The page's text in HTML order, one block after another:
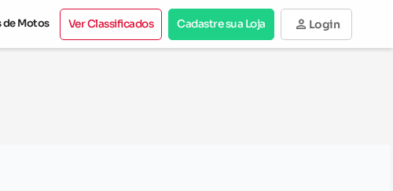
de Motos Ver Classificados Cadastre sua Loja person Login